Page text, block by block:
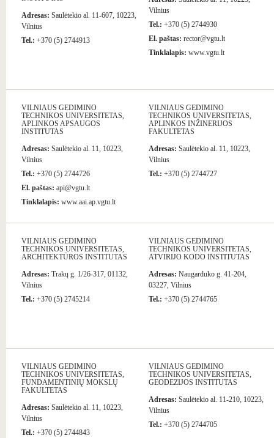
Adresas: Saulėtekio al. 11-607, 10223,
Vilnius
Tel.: +370 (5) 2744913
Vilnius
Tel.: +370 (5) 2744930
El. paštas: rector@vgtu.lt
Tinklalapis: www.vgtu.lt
VILNIAUS GEDIMINO
TECHNIKOS UNIVERSITETAS,
APLINKOS APSAUGOS
INSTITUTAS
Adresas: Saulėtekio al. 11, 10223,
Vilnius
Tel.: +370 (5) 2744726
El. paštas: api@vgtu.lt
Tinklalapis: www.aai.ap.vgtu.lt
VILNIAUS GEDIMINO
TECHNIKOS UNIVERSITETAS,
APLINKOS INŽINERIJOS
FAKULTETAS
Adresas: Saulėtekio al. 11, 10223,
Vilnius
Tel.: +370 (5) 2744727
VILNIAUS GEDIMINO
TECHNIKOS UNIVERSITETAS,
ARCHITEKTŪROS INSTITUTAS
Adresas: Trakų g. 1/26-317, 01132,
Vilnius
Tel.: +370 (5) 2745214
VILNIAUS GEDIMINO
TECHNIKOS UNIVERSITETAS,
ATVIRIJO KODO INSTITUTAS
Adresas: Naugarduko g. 41-204,
03227, Vilnius
Tel.: +370 (5) 2744765
VILNIAUS GEDIMINO
TECHNIKOS UNIVERSITETAS,
FUNDAMENTINIŲ MOKSLŲ
FAKULTETAS
Adresas: Saulėtekio al. 11, 10223,
Vilnius
Tel.: +370 (5) 2744843
VILNIAUS GEDIMINO
TECHNIKOS UNIVERSITETAS,
GEODEZIJOS INSTITUTAS
Adresas: Saulėtekio al. 11-210, 10223,
Vilnius
Tel.: +370 (5) 2744705